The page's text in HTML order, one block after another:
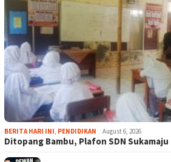
BERITA HARI INI, PENDIDIKAN August 6, 2026
Ditopang Bambu, Plafon SDN